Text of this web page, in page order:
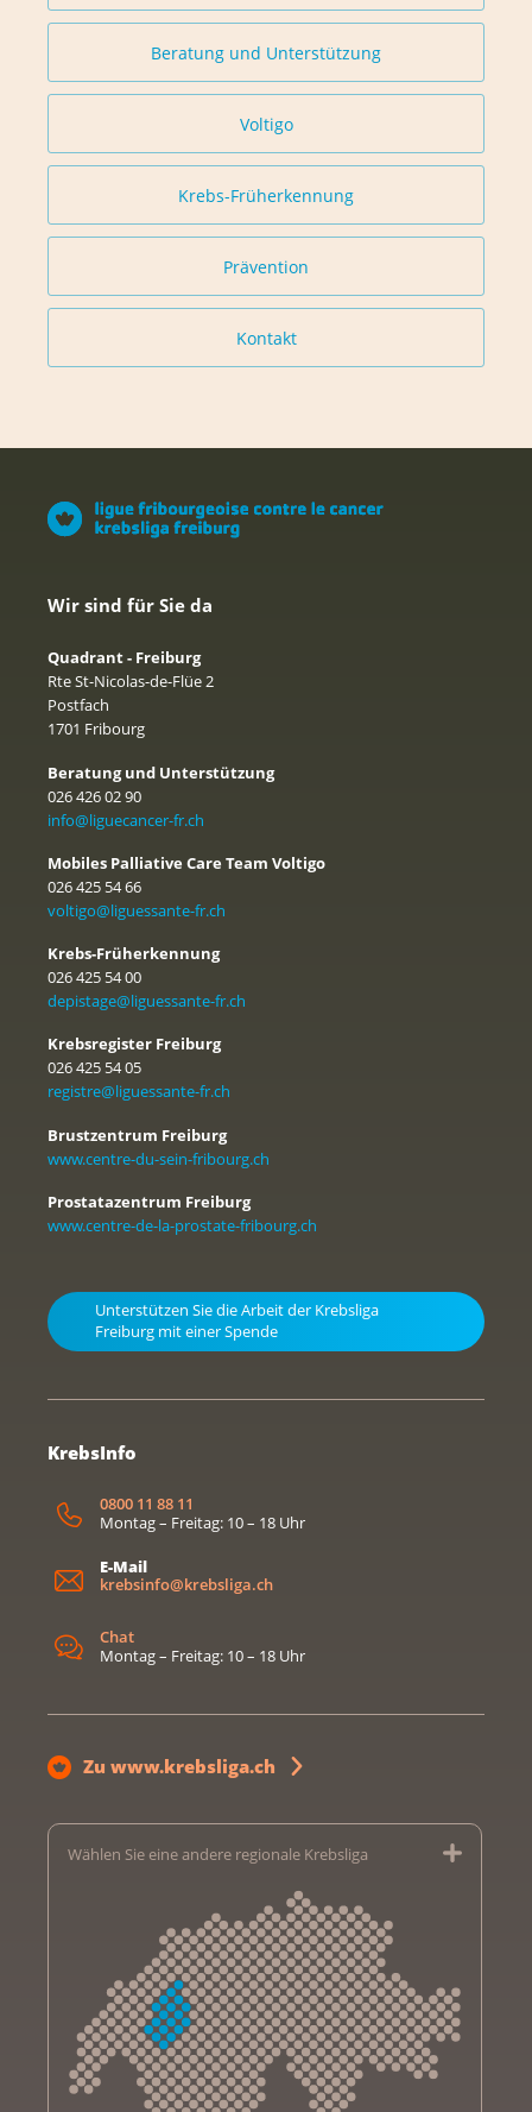
Beratung und Unterstützung
Voltigo
Krebs-Früherkennung
Prävention
Kontakt
Wir sind für Sie da
Quadrant - Freiburg
Rte St-Nicolas-de-Flüe 2
Postfach
1701 Fribourg
Beratung und Unterstützung
026 426 02 90
info@liguecancer-fr.ch
Mobiles Palliative Care Team Voltigo
026 425 54 66
voltigo@liguessante-fr.ch
Krebs-Früherkennung
026 425 54 00
depistage@liguessante-fr.ch
Krebsregister Freiburg
026 425 54 05
registre@liguessante-fr.ch
Brustzentrum Freiburg
www.centre-du-sein-fribourg.ch
Prostatazentrum Freiburg
www.centre-de-la-prostate-fribourg.ch
Unterstützen Sie die Arbeit der Krebsliga
Freiburg mit einer Spende
KrebsInfo
0800 11 88 11
Montag – Freitag: 10 – 18 Uhr
E-Mail
krebsinfo@krebsliga.ch
Chat
Montag – Freitag: 10 – 18 Uhr
Zu www.krebsliga.ch
Wählen Sie eine andere regionale Krebsliga